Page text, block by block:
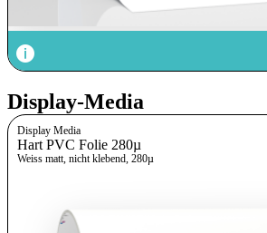
Display-Media
Display Media
Hart PVC Folie 280µ
Weiss matt, nicht klebend, 280µ